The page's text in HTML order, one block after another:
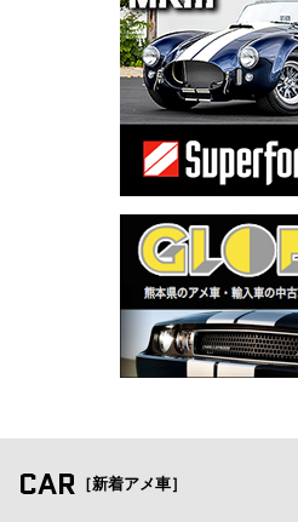
CAR ［新着アメ車］